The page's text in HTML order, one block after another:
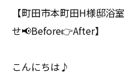
【町田市本町田H様邸浴
せ📢Before👉After】
こんにちは♪